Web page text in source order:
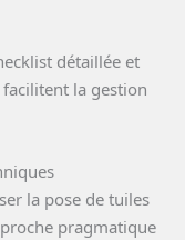
détaillée et
la gestion
la pose de tuiles
pragmatique